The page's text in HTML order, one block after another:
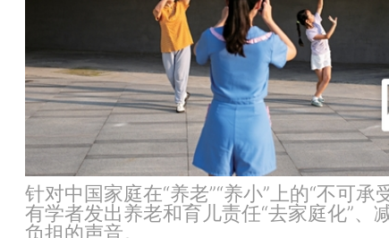
针对中国家庭在“养老”“养小”上的“不可承
有学者发出养老和育儿责任“去家庭化”、
负担的声音。